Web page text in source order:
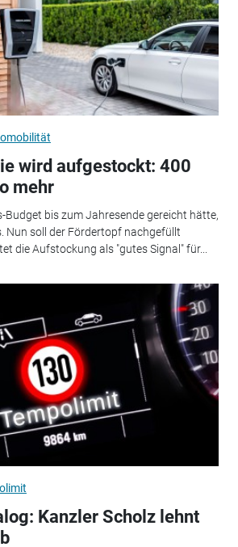
wird aufgestockt: 400
mehr
Budget bis zum Jahresende gereicht hätte,
Nun soll der Fördertopf nachgefüllt
die Aufstockung als "gutes Signal" für...
Kanzler Scholz lehnt